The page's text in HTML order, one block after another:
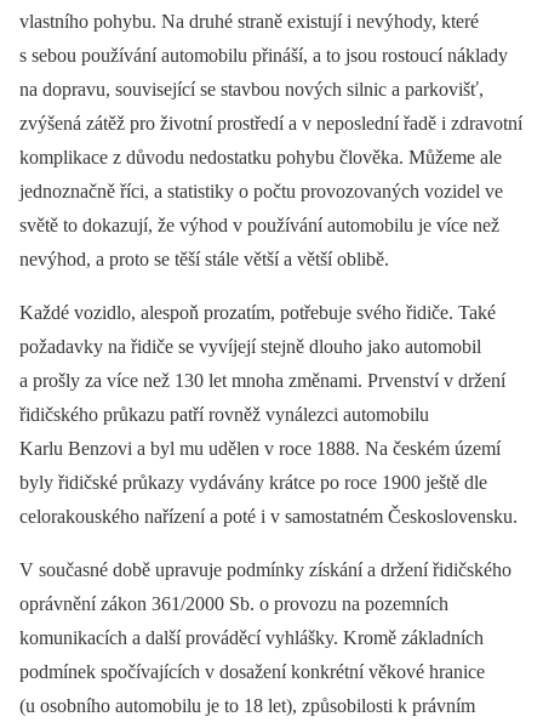
vlastního pohybu. Na druhé straně existují i nevýhody, které
s sebou používání automobilu přináší, a to jsou rostoucí náklady
na dopravu, související se stavbou nových silnic a parkovišť,
zvýšená zátěž pro životní prostředí a v neposlední řadě i zdravotní
komplikace z důvodu nedostatku pohybu člověka. Můžeme ale
jednoznačně říci, a statistiky o počtu provozovaných vozidel ve
světě to dokazují, že výhod v používání automobilu je více než
nevýhod, a proto se těší stále větší a větší oblibě.
Každé vozidlo, alespoň prozatím, potřebuje svého řidiče. Také
požadavky na řidiče se vyvíjejí stejně dlouho jako automobil
a prošly za více než 130 let mnoha změnami. Prvenství v držení
řidičského průkazu patří rovněž vynálezci automobilu
Karlu Benzovi a byl mu udělen v roce 1888. Na českém území
byly řidičské průkazy vydávány krátce po roce 1900 ještě dle
celorakouského nařízení a poté i v samostatném Československu.
V současné době upravuje podmínky získání a držení řidičského
oprávnění zákon 361/2000 Sb. o provozu na pozemních
komunikacích a další prováděcí vyhlášky. Kromě základních
podmínek spočívajících v dosažení konkrétní věkové hranice
(u osobního automobilu je to 18 let), způsobilosti k právním